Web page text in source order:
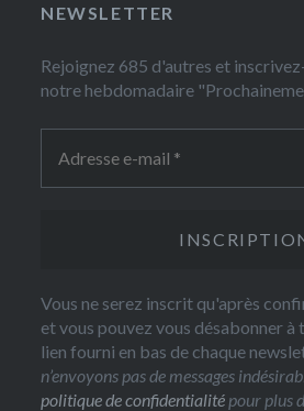
NEWSLETTER
Rejoignez 685 d'autres et
notre hebdomadaire
Vous ne serez inscrit qu'après
et vous pouvez vous désabonner
lien fourni en bas de chaque
n’envoyons pas de messages
politique de confidentialité pour plus